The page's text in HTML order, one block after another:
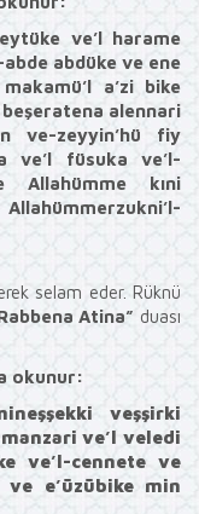
ve’l harame
abdüke ve ene
a’zi bike
alennari
ve-zeyyin’hü fiy
ve’l füsuka ve’l-
Allahümme kıni
selam eder. Rüknü
Atina” duası
okunur:
veşşirki
ve’l veledi
ve’l-cennete ve
e’üzübike min